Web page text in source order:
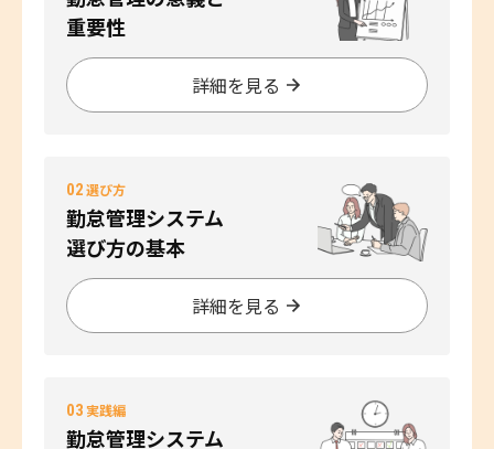
重要性
詳細を見る
02選び方
勤怠管理システム
選び方の基本
詳細を見る
03実践編
勤怠管理システム